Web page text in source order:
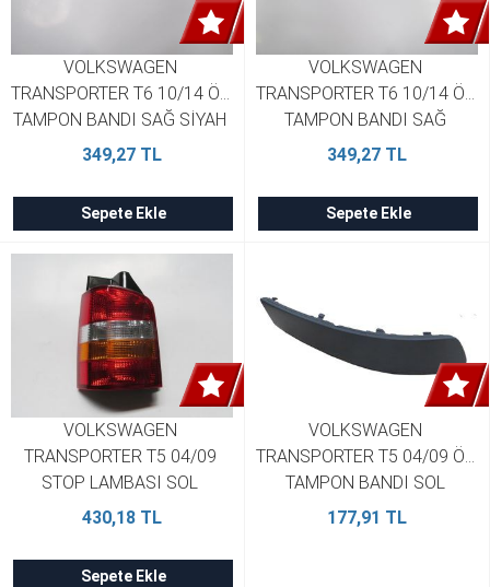
VOLKSWAGEN
TRANSPORTER T6 10/14 ÖN
TAMPON BANDI SAĞ SİYAH
PÜTÜRLÜ 7E08078207G9
349,27 TL
Sepete Ekle
VOLKSWAGEN
TRANSPORTER T6 10/14 ÖN
TAMPON BANDI SAĞ
BOYANIR TİP 7E5 807 820
349,27 TL
Sepete Ekle
VOLKSWAGEN
TRANSPORTER T5 04/09
STOP LAMBASI SOL
SARI/KIRMIZI/BEYAZ
430,18 TL
Sepete Ekle
VOLKSWAGEN
TRANSPORTER T5 04/09 ÖN
TAMPON BANDI SOL
7H08077177G9
177,91 TL